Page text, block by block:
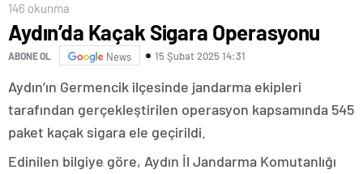
146 okunma
Aydın’da Kaçak Sigara Operasyonu
ABONE OL News 15 Şubat 2025 14:31
Aydın’ın Germencik ilçesinde jandarma ekipleri
tarafından gerçekleştirilen operasyon kapsamında 545
paket kaçak sigara ele geçirildi.
Edinilen bilgiye göre, Aydın İl Jandarma Komutanlığı